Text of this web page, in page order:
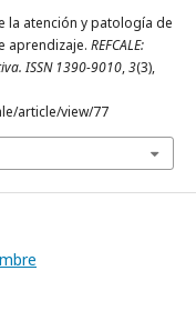
la atención y patología de
aprendizaje. REFCALE:
ISSN 1390-9010,3(3),
article/view/77